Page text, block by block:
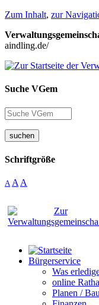
Zum Inhalt, zur
aindling.de/
Suche VGem
suchen
Schriftgröße
A A A
Bürgerservice
Was
online
Planen /